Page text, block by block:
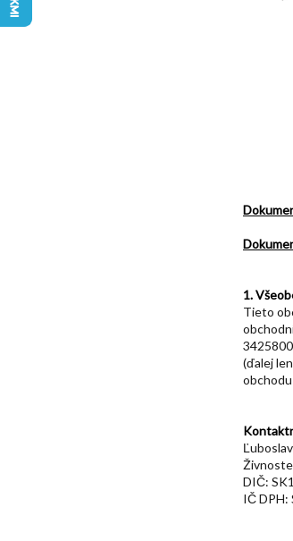
1.
Tieto
(ďalej
DIČ:
IČ DPH: